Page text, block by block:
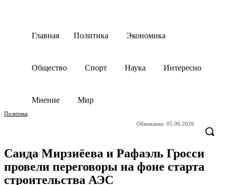
Главная Политика Экономика
Общество Спорт Наука Интересно
Мнение Мир
Политика
Обновлено: 05.06.2026
Саида Мирзиёева и Рафаэль Гросси
провели переговоры на фоне старта
строительства АЭС